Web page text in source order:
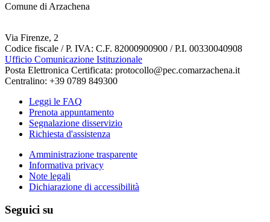
Comune di Arzachena
Via Firenze, 2
Codice fiscale / P. IVA: C.F. 82000900900 / P.I. 00330040908
Ufficio Comunicazione Istituzionale
Posta Elettronica Certificata: protocollo@pec.comarzachena.it
Centralino: +39 0789 849300
Leggi le FAQ
Prenota appuntamento
Segnalazione disservizio
Richiesta d'assistenza
Amministrazione trasparente
Informativa privacy
Note legali
Dichiarazione di accessibilità
Seguici su